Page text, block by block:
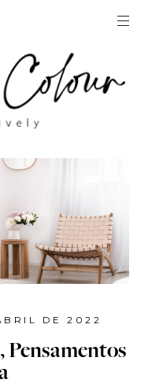
DE 2022
Pensamentos